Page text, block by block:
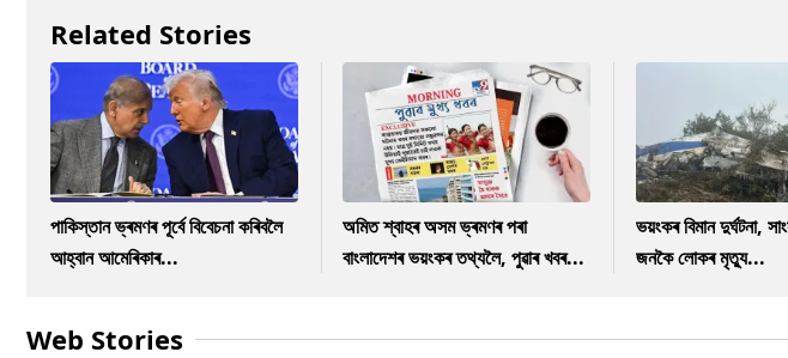
Related Stories
পাকিস্তান ভ্ৰমণৰ পূৰ্বে বিবেচনা কৰিবলৈ
আহ্বান আমেৰিকাৰ...
অমিত শ্বাহৰ অসম ভ্ৰমণৰ পৰা
বাংলাদেশৰ ভয়ংকৰ তথ্যলৈ, পুৱাৰ খবৰ...
ভয়ংকৰ বিমান দুৰ্ঘটনা,
জনকৈ লোকৰ মৃত্যু...
Web Stories